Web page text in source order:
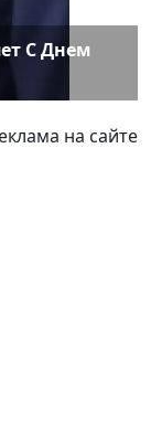
С Днем
на сайте